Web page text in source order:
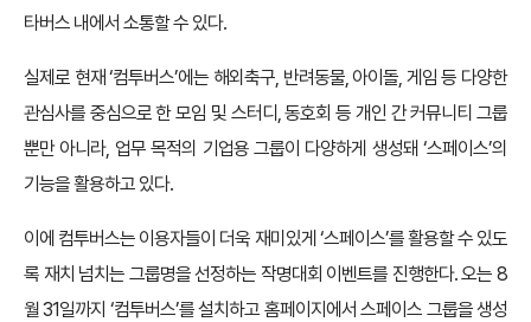
타버스 내에서 소통할 수 있다.
실제로 현재 ‘컴투버스’에는 해외축구, 반려동물, 아이돌, 게임 등 다양한
관심사를 중심으로 한 모임 및 스터디, 동호회 등 개인 간 커뮤니티 그룹
뿐만 아니라, 업무 목적의 기업용 그룹이 다양하게 생성돼 ‘스페이스’의
기능을 활용하고 있다.
이에 컴투버스는 이용자들이 더욱 재미있게 ‘스페이스’를 활용할 수 있도
록 재치 넘치는 그룹명을 선정하는 작명대회 이벤트를 진행한다. 오는 8
월 31일까지 ‘컴투버스’를 설치하고 홈페이지에서 스페이스 그룹을 생성